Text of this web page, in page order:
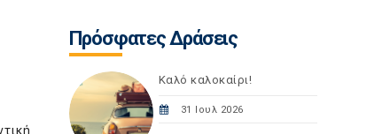
Πρόσφατες Δράσεις
Καλό καλοκαίρι!
31 Ιουλ 2026